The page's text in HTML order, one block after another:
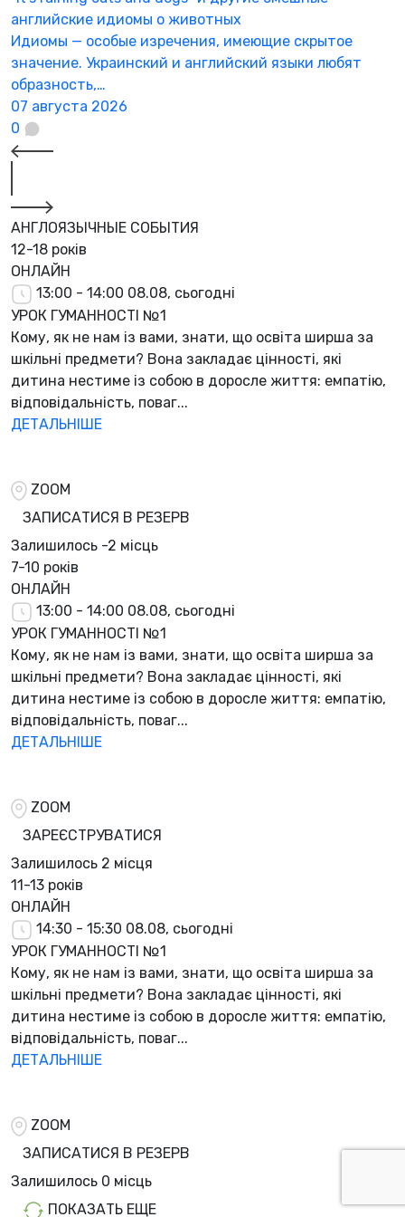
английские идиомы о животных
Идиомы — особые изречения, имеющие скрытое
значение. Украинский и английский языки любят
образность,…
07 августа 2026
0
АНГЛОЯЗЫЧНЫЕ СОБЫТИЯ
12-18 років
ОНЛАЙН
13:00 - 14:00 08.08, сьогодні
УРОК ГУМАННОСТІ №1
Кому, як не нам із вами, знати, що освіта ширша за
шкільні предмети? Вона закладає цінності, які
дитина нестиме із собою в доросле життя: емпатію,
відповідальність, поваг...
ДЕТАЛЬНІШЕ
ZOOM
ЗАПИСАТИСЯ В РЕЗЕРВ
Залишилось -2 місць
7-10 років
ОНЛАЙН
13:00 - 14:00 08.08, сьогодні
УРОК ГУМАННОСТІ №1
Кому, як не нам із вами, знати, що освіта ширша за
шкільні предмети? Вона закладає цінності, які
дитина нестиме із собою в доросле життя: емпатію,
відповідальність, поваг...
ДЕТАЛЬНІШЕ
ZOOM
ЗАРЕЄСТРУВАТИСЯ
Залишилось 2 місця
11-13 років
ОНЛАЙН
14:30 - 15:30 08.08, сьогодні
УРОК ГУМАННОСТІ №1
Кому, як не нам із вами, знати, що освіта ширша за
шкільні предмети? Вона закладає цінності, які
дитина нестиме із собою в доросле життя: емпатію,
відповідальність, поваг...
ДЕТАЛЬНІШЕ
ZOOM
ЗАПИСАТИСЯ В РЕЗЕРВ
Залишилось 0 місць
ПОКАЗАТЬ ЕЩЕ